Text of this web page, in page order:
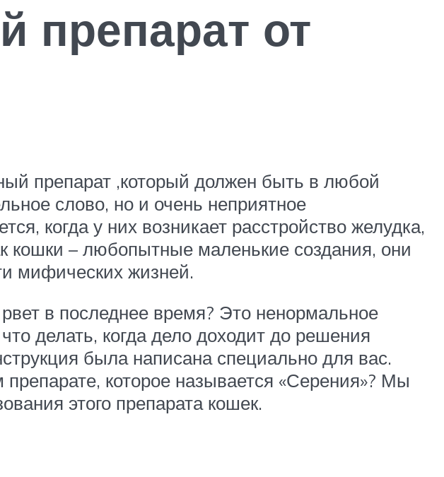
препарат от
препарат ,который должен быть в любой
слово, но и очень неприятное
когда у них возникает расстройство желудка,
кошки – любопытные маленькие создания, они
мифических жизней.
в последнее время? Это ненормальное
делать, когда дело доходит до решения
была написана специально для вас.
которое называется «Серения»? Мы
этого препарата кошек.